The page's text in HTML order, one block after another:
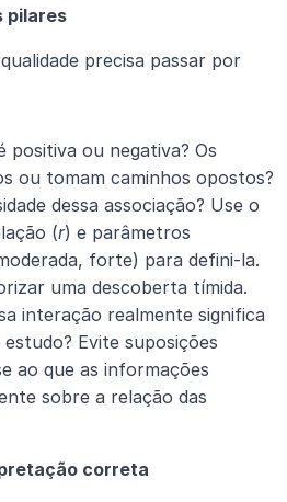
pilares
precisa passar por
positiva ou negativa? Os
ou tomam caminhos opostos?
dessa associação? Use o
(r) e parâmetros
forte) para defini-la.
uma descoberta tímida.
interação realmente significa
Evite suposições
ao que as informações
sobre a relação das
correta